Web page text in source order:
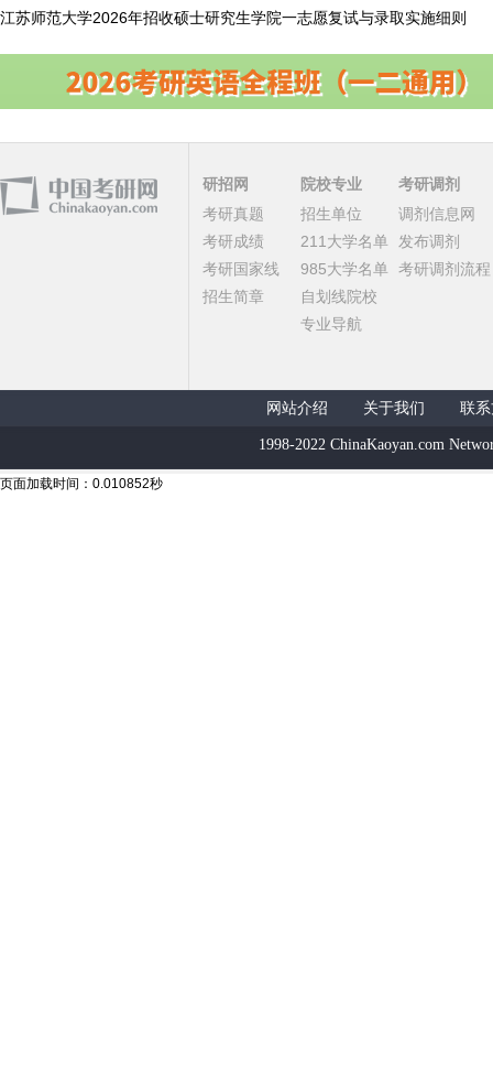
江苏师范大学2026年招收硕士研究生学院一志愿复试与录取实施细则
研招网
考研真题
考研成绩
考研国家线
招生简章
院校专业
招生单位
211大学名单
985大学名单
自划线院校
专业导航
考研调剂
调剂信息网
发布调剂
考研调剂流程
网站介绍 关于我们 联
1998-2022 ChinaKaoyan.com
页面加载时间：0.010852秒